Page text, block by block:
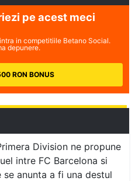
pe acest meci
in competitiile Betano Social.
depunere.
RON BONUS
Division ne propune
intre FC Barcelona si
se anunta a fi una destul